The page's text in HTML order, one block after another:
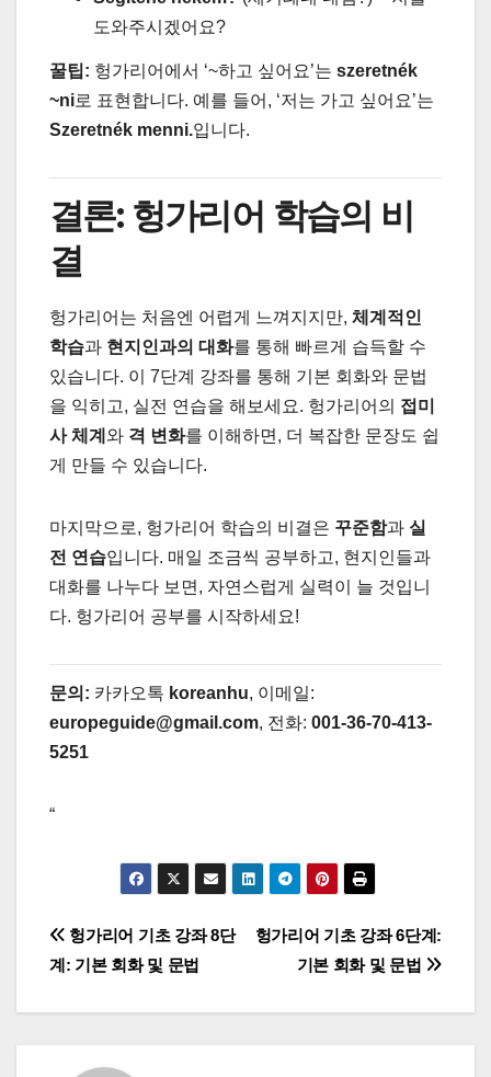
도와주시겠어요?
꿀팁: 헝가리어에서 ‘~하고 싶어요’는 szeretnék
~ni로 표현합니다. 예를 들어, ‘저는 가고 싶어요’는
Szeretnék menni.입니다.
결론: 헝가리어 학습의 비
결
헝가리어는 처음엔 어렵게 느껴지지만, 체계적인
학습과 현지인과의 대화를 통해 빠르게 습득할 수
있습니다. 이 7단계 강좌를 통해 기본 회화와 문법
을 익히고, 실전 연습을 해보세요. 헝가리어의 접미
사 체계 와 격 변화를 이해하면, 더 복잡한 문장도 쉽
게 만들 수 있습니다.
마지막으로, 헝가리어 학습의 비결은 꾸준함과 실
전 연습입니다. 매일 조금씩 공부하고, 현지인들과
대화를 나누다 보면, 자연스럽게 실력이 늘 것입니
다. 헝가리어 공부를 시작하세요!
문의: 카카오톡 koreanhu, 이메일:
europeguide@gmail.com, 전화: 001-36-70-413-
5251
“
글
탐
헝가리어 기초 강좌 6단계:
기본 회화 및 문법
헝가리어 기초 강좌 8단
계: 기본 회화 및 문법